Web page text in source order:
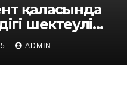
қаласында
шектеулі
әлеуметтік
жүйелі
ADMIN